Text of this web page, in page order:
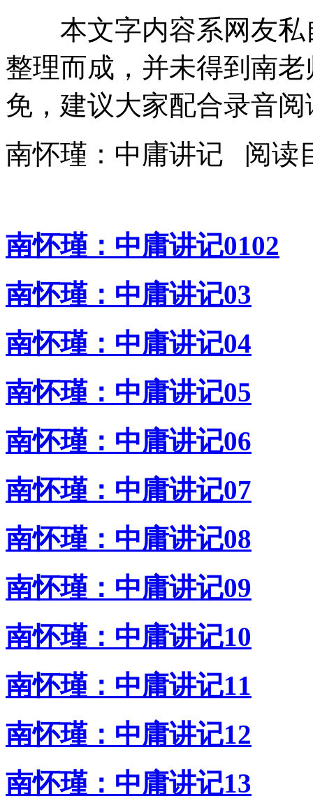
本文字内容系网友私
整理而成，并未得到南
免，建议大家配合录音阅
南怀瑾：中庸讲记 阅读
南怀瑾：中庸讲记0102
南怀瑾：中庸讲记03
南怀瑾：中庸讲记04
南怀瑾：中庸讲记05
南怀瑾：中庸讲记06
南怀瑾：中庸讲记07
南怀瑾：中庸讲记08
南怀瑾：中庸讲记09
南怀瑾：中庸讲记10
南怀瑾：中庸讲记11
南怀瑾：中庸讲记12
南怀瑾：中庸讲记13